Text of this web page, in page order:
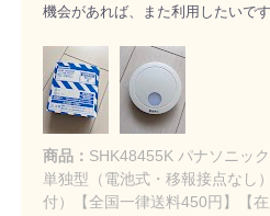
機会があれば、また利用したいです
商品： SHK48455K パナソニッ
単独型（電池式・移報接点なし
付）【全国一律送料450円】【在